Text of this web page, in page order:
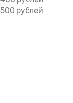
500 рублей